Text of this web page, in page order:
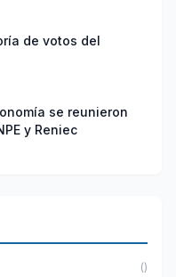
de votos del
se reunieron
y Reniec
()